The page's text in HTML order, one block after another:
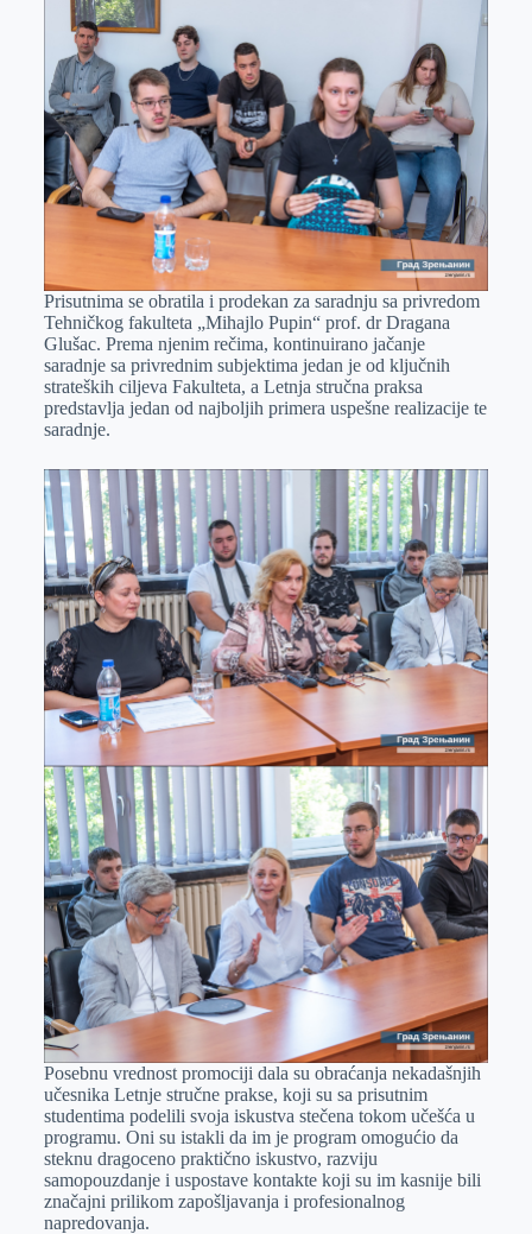
Prisutnima se obratila i prodekan za saradnju sa privredom
Tehničkog fakulteta „Mihajlo Pupin“ prof. dr Dragana
Glušac. Prema njenim rečima, kontinuirano jačanje
saradnje sa privrednim subjektima jedan je od ključnih
strateških ciljeva Fakulteta, a Letnja stručna praksa
predstavlja jedan od najboljih primera uspešne realizacije te
saradnje.
Posebnu vrednost promociji dala su obraćanja nekadašnjih
učesnika Letnje stručne prakse, koji su sa prisutnim
studentima podelili svoja iskustva stečena tokom učešća u
programu. Oni su istakli da im je program omogućio da
steknu dragoceno praktično iskustvo, razviju
samopouzdanje i uspostave kontakte koji su im kasnije bili
značajni prilikom zapošljavanja i profesionalnog
napredovanja.